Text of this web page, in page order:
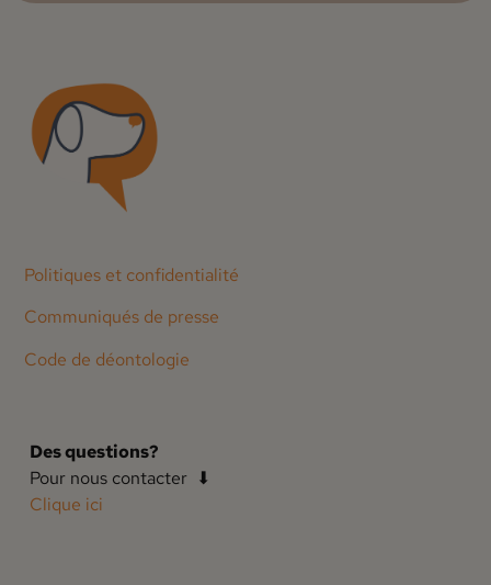
Politiques et confidentialité
Communiqués de presse
Code de déontologie
Des questions?
Pour nous contacter ⬇
Clique ici